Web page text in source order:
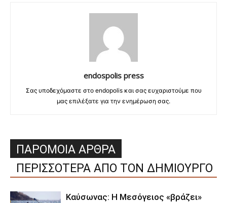
endospolis press
Σας υποδεχόμαστε στο endopolis και σας ευχαριστούμε που
μας επιλέξατε για την ενημέρωση σας.
ΠΑΡΟΜΟΙΑ ΑΡΘΡΑ
ΠΕΡΙΣΣΟΤΕΡΑ ΑΠΟ ΤΟΝ ΔΗΜΙΟΥΡΓΟ
Καύσωνας: Η Μεσόγειος «βράζει»